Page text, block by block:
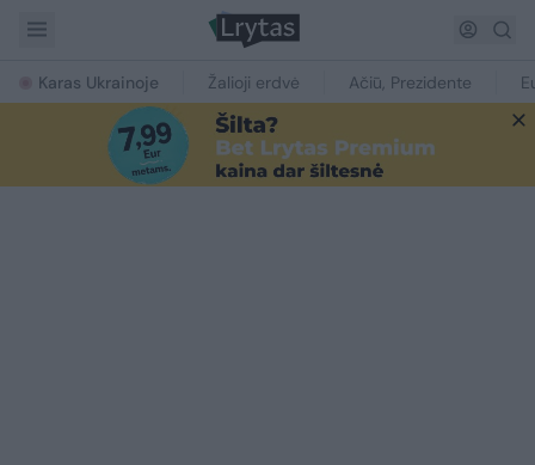
Karas Ukrainoje Žalioji erdvė Ačiū, Prezidente